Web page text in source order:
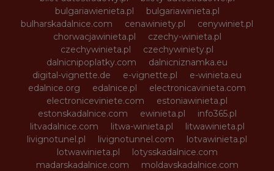
bulgariawienieta.pl
bulgariawinieta.pl
bulharskadalnice.com
cenawiniety.pl
cenywiniet.pl
chorwacjawinieta.pl
czechy-winieta.pl
czechywinieta.pl
czechywiniety.pl
dalnicnipoplatky.com
dalnicniznamka.eu
digital-vignette.de
e-vignette.pl
e-winieta.eu
edalnice.org
edalnice.pl
electronicavinieta.com
electroniceviniete.com
estoniawinieta.pl
estonskadalnice.com
ewinieta.pl
info365.pl
litvadalnice.com
litwa-winieta.pl
litwawinieta.pl
livignotunel.pl
livignotunnel.com
lotvawinieta.pl
lotwawinieta.pl
lotysskadalnice.com
madarskadalnice.com
moldavskadalnice.com